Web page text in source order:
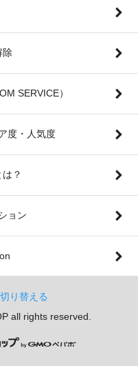
除
SERVICE）
度・人気度
？
ョン
り替える
all rights reserved.